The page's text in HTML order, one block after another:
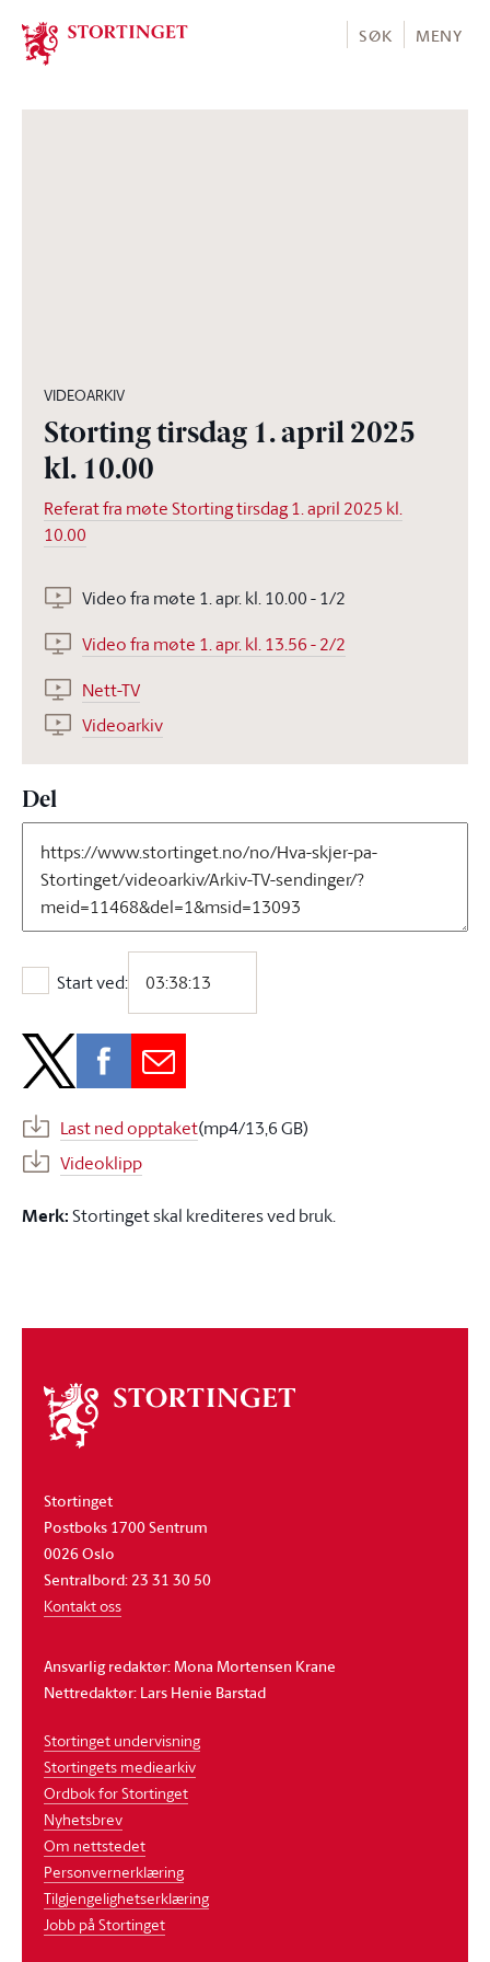
Stortinget.no
SØK MENY
VIDEOARKIV
Storting tirsdag 1. april 2025
kl. 10.00
Referat fra møte Storting tirsdag 1. april 2025 kl.
10.00
Video fra møte 1. apr. kl. 10.00 - 1/2
Video fra møte 1. apr. kl. 13.56 - 2/2
Nett-TV
Videoarkiv
Del
Start ved:
Start ved:
Last ned opptaket(mp4/13,6 GB)
Videoklipp
Merk:Stortinget skal krediteres ved bruk.
Om
stortinget
Stortinget
Postboks 1700 Sentrum
0026 Oslo
Sentralbord: 23 31 30 50
Kontakt oss
Ansvarlig redaktør: Mona Mortensen Krane
Nettredaktør: Lars Henie Barstad
Stortinget undervisning
Stortingets mediearkiv
Ordbok for Stortinget
Nyhetsbrev
Om nettstedet
Personvernerklæring
Tilgjengelighetserklæring
Jobb på Stortinget